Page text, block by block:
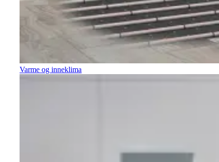
Varme og inneklima